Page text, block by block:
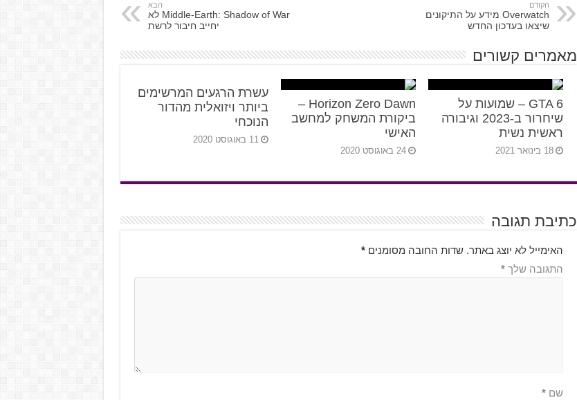
הקודם
Overwatch מידע על התיקונים
שיצאו בעדכון החדש
הבא
Middle-Earth: Shadow of War לא
יחייב חיבור לרשת
מאמרים קשורים
GTA 6 – שמועות על
שיחרור ב-2023 וגיבורה
ראשית נשית
18 בינואר 2021
Horizon Zero Dawn –
ביקורת המשחק למחשב
האישי
24 באוגוסט 2020
עשרת הרגעים המרשימים
ביותר ויזואלית מהדור
הנוכחי
11 באוגוסט 2020
כתיבת תגובה
האימייל לא יוצג באתר. שדות החובה מסומנים*
התגובה שלך*
שם*